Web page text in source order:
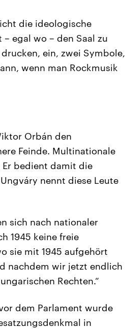
die ideologische
egal wo – den Saal zu
ein, zwei Symbole,
wenn man Rockmusik
Orbán den
Feinde. Multinationale
Er bedient damit die
nennt diese Leute
sich nach nationaler
1945 keine freie
sie mit 1945 aufgehört
nachdem wir jetzt endlich
Rechten.“
dem Parlament wurde
in